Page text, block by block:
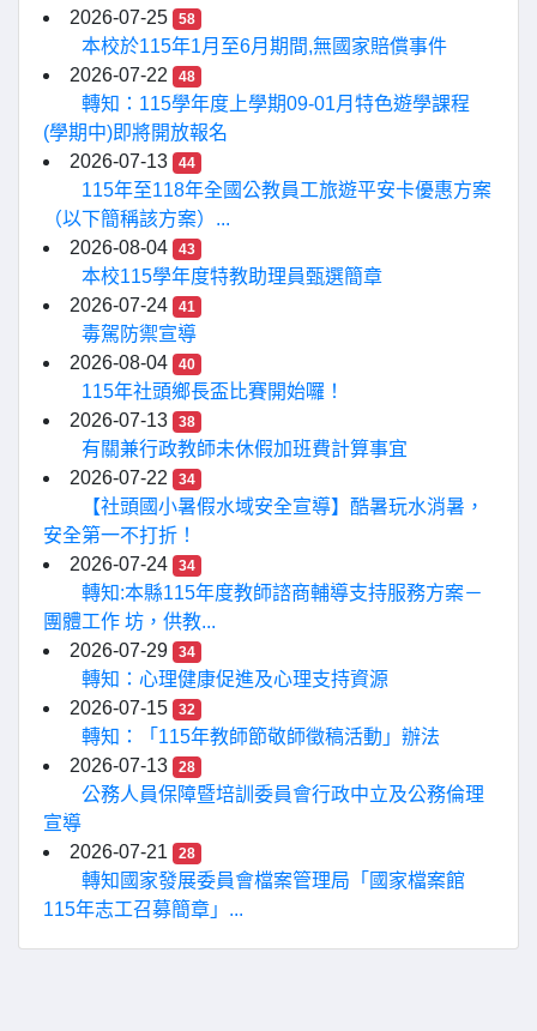
2026-07-25
58
本校於115年1月至6月期間,無國家賠償事件
2026-07-22
48
轉知：115學年度上學期09-01月特色遊學課程
(學期中)即將開放報名
2026-07-13
44
115年至118年全國公教員工旅遊平安卡優惠方案
（以下簡稱該方案）...
2026-08-04
43
本校115學年度特教助理員甄選簡章
2026-07-24
41
毒駕防禦宣導
2026-08-04
40
115年社頭鄉長盃比賽開始囉！
2026-07-13
38
有關兼行政教師未休假加班費計算事宜
2026-07-22
34
【社頭國小暑假水域安全宣導】酷暑玩水消暑，
安全第一不打折！
2026-07-24
34
轉知:本縣115年度教師諮商輔導支持服務方案－
團體工作 坊，供教...
2026-07-29
34
轉知：心理健康促進及心理支持資源
2026-07-15
32
轉知：「115年教師節敬師徵稿活動」辦法
2026-07-13
28
公務人員保障暨培訓委員會行政中立及公務倫理
宣導
2026-07-21
28
轉知國家發展委員會檔案管理局「國家檔案館
115年志工召募簡章」...